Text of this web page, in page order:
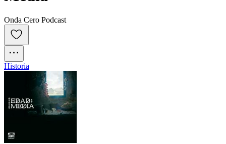
Onda Cero Podcast
Historia